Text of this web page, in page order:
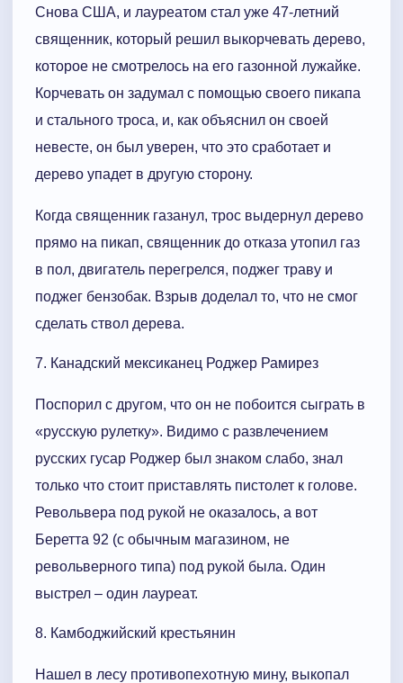
Снова США, и лауреатом стал уже 47-летний
священник, который решил выкорчевать дерево,
которое не смотрелось на его газонной лужайке.
Корчевать он задумал с помощью своего пикапа
и стального троса, и, как объяснил он своей
невесте, он был уверен, что это сработает и
дерево упадет в другую сторону.
Когда священник газанул, трос выдернул дерево
прямо на пикап, священник до отказа утопил газ
в пол, двигатель перегрелся, поджег траву и
поджег бензобак. Взрыв доделал то, что не смог
сделать ствол дерева.
7. Канадский мексиканец Роджер Рамирез
Поспорил с другом, что он не побоится сыграть в
«русскую рулетку». Видимо с развлечением
русских гусар Роджер был знаком слабо, знал
только что стоит приставлять пистолет к голове.
Револьвера под рукой не оказалось, а вот
Беретта 92 (с обычным магазином, не
револьверного типа) под рукой была. Один
выстрел – один лауреат.
8. Камбоджийский крестьянин
Нашел в лесу противопехотную мину, выкопал